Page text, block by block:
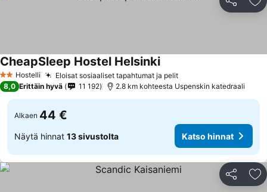
Jaa
2 Tähtiluokitus
Hostelli Eloisat sosiaaliset tapahtumat ja pelitKatso hinnat
CheapSleep Hostel HelsinkiKatso hinnat
8,0 Erittäin hyvä 11 192 2.8 km kohteesta Uspenskin katedraali
Alkaen 44 €
Näytä hinnat 13 sivustolta Katso hinnat
Jaa